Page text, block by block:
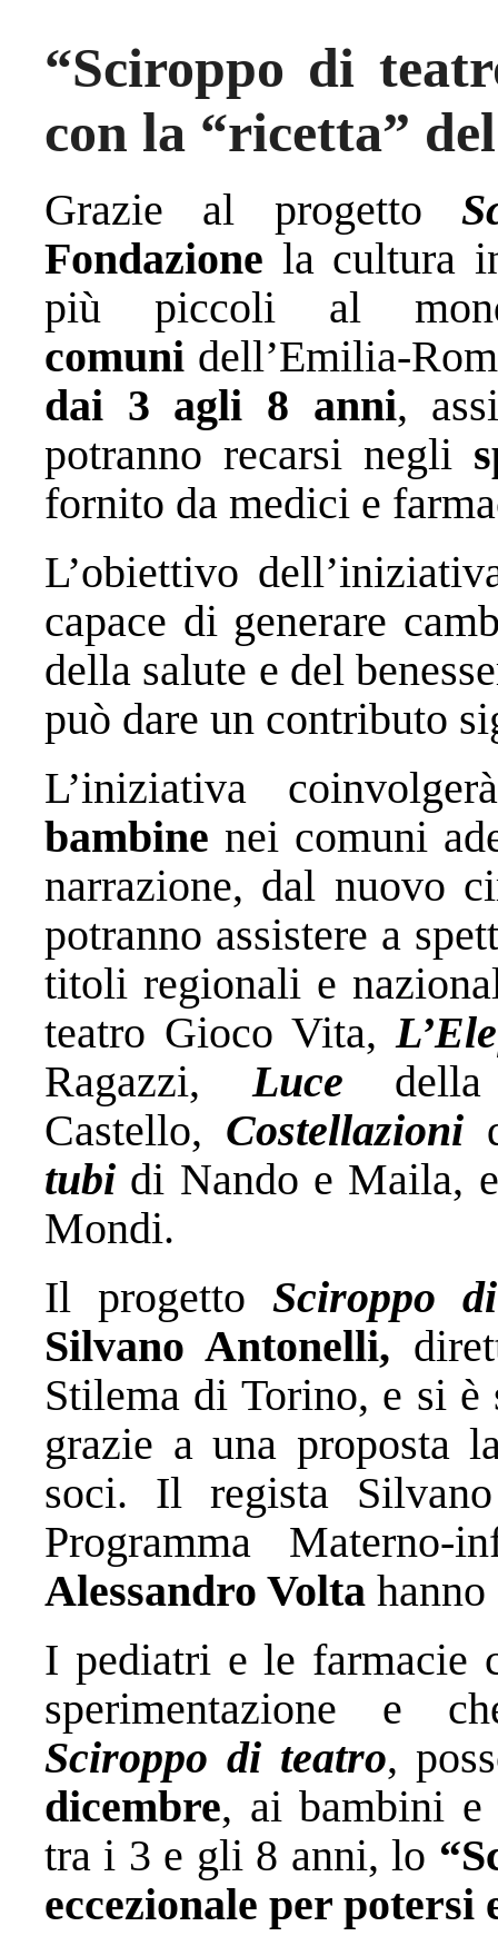
“Sciroppo di
con la “ricetta”
Grazie al progetto
Fondazione la cultura
più piccoli al
comuni dell’Emilia-
dai 3 agli 8 anni,
potranno recarsi negli
fornito da medici e
L’obiettivo
capace di generare
della salute e del
può dare un contributo
L’iniziativa
bambine nei comuni
narrazione, dal nuovo
potranno assistere a
titoli regionali e
teatro Gioco Vita,
Ragazzi, Luce
Castello, Costellazioni
tubi di Nando e Maila,
Mondi.
Il progetto Sciroppo
Silvano Antonelli,
Stilema di Torino, e si
grazie a una proposta
soci. Il regista
Programma
Alessandro Volta
I pediatri e le farmacie
sperimentazione e
Sciroppo di teatro,
dicembre, ai bambini e
tra i 3 e gli 8 anni, lo
eccezionale per potersi